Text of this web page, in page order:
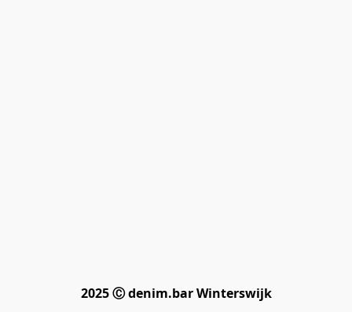
2025 Ⓒ denim.bar Winterswijk